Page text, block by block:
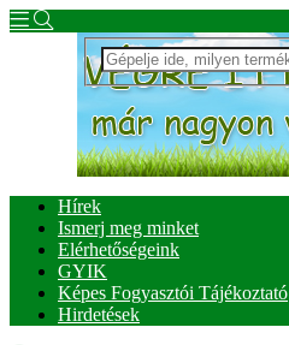
Hírek
Ismerj meg minket
Elérhetőségeink
GYIK
Képes Fogyasztói Tájékoztató
Hirdetések